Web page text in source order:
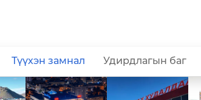
Түүхэн замнал Удирдлагын баг